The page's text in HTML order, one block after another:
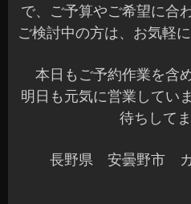
で、ご予算やご希望に合
ご検討中の方は、お気軽
本日もご予約作業を含
明日も元気に営業してい
待ちして
長野県 安曇野市 カ